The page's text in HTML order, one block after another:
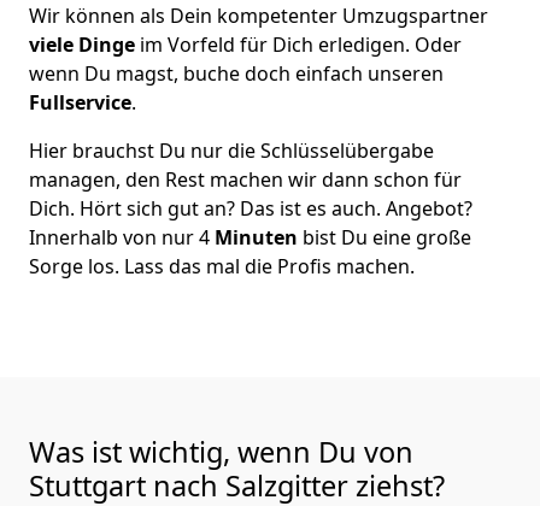
Wir können als Dein kompetenter Umzugspartner
viele Dinge im Vorfeld für Dich erledigen. Oder
wenn Du magst, buche doch einfach unseren
Fullservice.
Hier brauchst Du nur die Schlüsselübergabe
managen, den Rest machen wir dann schon für
Dich. Hört sich gut an? Das ist es auch. Angebot?
Innerhalb von nur 4 Minuten bist Du eine große
Sorge los. Lass das mal die Profis machen.
Was ist wichtig, wenn Du von
Stuttgart nach Salzgitter ziehst?